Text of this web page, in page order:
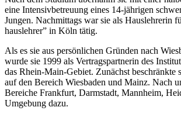
eine Intensivbetreuung eines 14-jährigen
Jungen. Nachmittags war sie als Hauslehrerin
hauslehrer” in Köln tätig.
Als es sie aus persönlichen Gründen nach
wurde sie 1999 als Vertragspartnerin des
das Rhein-Main-Gebiet. Zunächst beschränkte
auf den Bereich Wiesbaden und Mainz. Nach
Bereiche Frankfurt, Darmstadt, Mannheim,
Umgebung dazu.